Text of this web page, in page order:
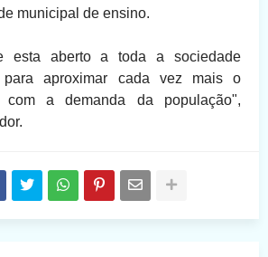
municipal de ensino.
esta aberto a toda a sociedade
para aproximar cada vez mais o
com a demanda da população",